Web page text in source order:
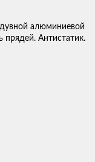
алюминиевой
прядей. Антистатик.